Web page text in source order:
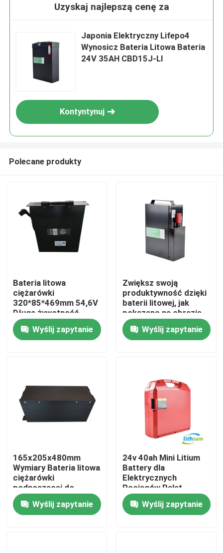
Produkty
O nas
Kontrola jakości
Poprosić o wycenę
akumulator litowy do wózków widłowych
Elektryczny wózek widłowy Akumulator litowo-jonowy
48-woltowa bateria litowo-jonowa do wózka
Uzyskaj najlepszą cenę za
Japonia Elektryczny Lifepo4
Wynosicz Bateria Litowa Bateria
24V 35AH CBD15J-LI
Kontyntynuj
Polecane produkty
Bateria litowa
ciężarówki
320*85*469mm 54,6V
Długa żywotność
Wyślij zapytanie
Zwiększ swoją
produktywność dzięki
baterii litowej, jak
pokazano na obrazie
Wyślij zapytanie
165x205x480mm
Wymiary Bateria litowa
ciężarówki
podnoszącej do
zastosowań ciężkich
Wyślij zapytanie
24v 40ah Mini Litium
Battery dla
Elektrycznych
Pociągów Palet
Wyślij zapytanie